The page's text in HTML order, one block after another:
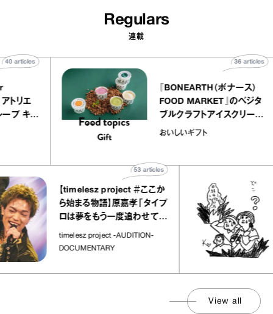
Regulars
連載
atelier
アリー アトリエ
ミルクレープ キャ
『BONEARTH（ボナ
FOOD MARKET』の
ブルクラフトアイス
｜真野知子の「おい
おいしいギフト
【timelesz project ＃ここか
ら始まる物語】原嘉孝「タイプ
ロは夢をもう一度追わせてく
れた場所」
timelesz project -AUDITION-
DOCUMENTARY
「日
さん
社会
View all